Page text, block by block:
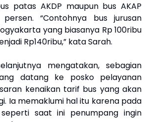
patas AKDP maupun bus AKAP
“Contohnya bus jurusan
yang biasanya Rp 100ribu
Rp140ribu,” kata Sarah.
mengatakan, sebagian
datang ke posko pelayanan
kenaikan tarif bus yang akan
Ia memaklumi hal itu karena pada
saat ini penumpang ingin